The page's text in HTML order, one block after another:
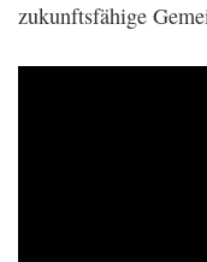
zukunftsfähige